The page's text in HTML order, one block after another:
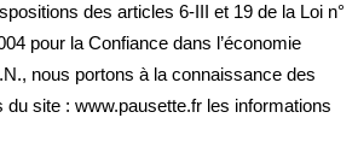
des articles 6-III et 19 de la Loi n°
pour la Confiance dans l’économie
nous portons à la connaissance des
du site : www.pausette.fr les informations